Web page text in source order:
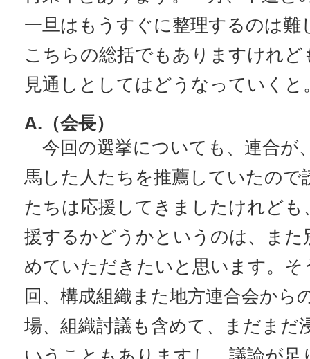
一旦はもうすぐに整理するのは難
こちらの総括でもありますけれど
見通しとしてはどうなっていくと
A.（会長）
今回の選挙についても、連合が
馬した人たちを推薦していたので
たちは応援してきましたけれども
援するかどうかというのは、また
めていただきたいと思います。そ
回、構成組織また地方連合会から
場、組織討議も含めて、まだまだ